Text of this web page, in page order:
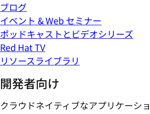
ブログ
イベント & Web セミナー
ポッドキャストとビデオシリーズ
Red Hat TV
リソースライブラリ
開発者向け
クラウドネイティブなアプリケーシ